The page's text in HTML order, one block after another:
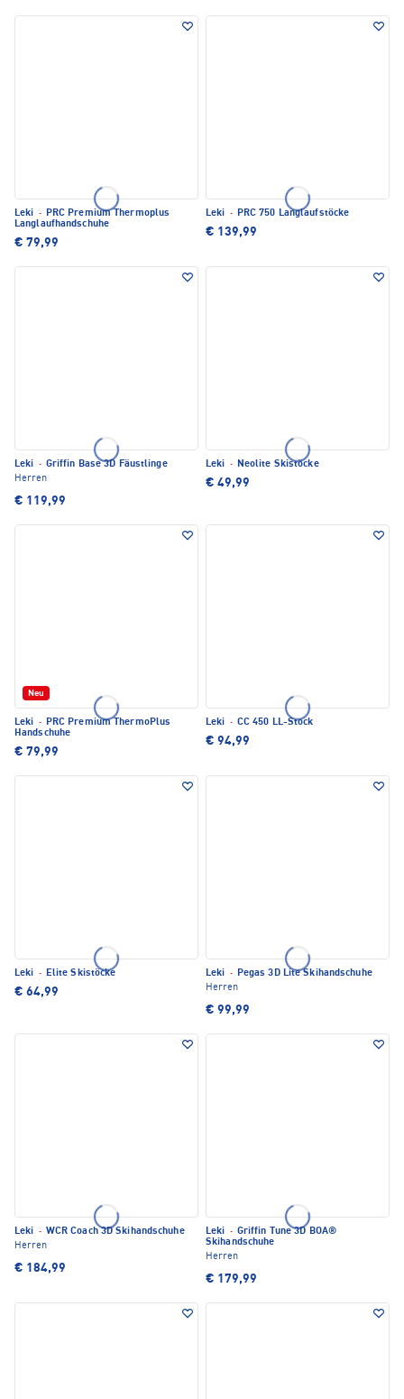
Leki · PRC Premium Thermoplus
Langlaufhandschuhe
€ 79,99
Leki · PRC 750 Langlaufstöcke
€ 139,99
Leki · Griffin Base 3D Fäustlinge
Herren
€ 119,99
Leki · Neolite Skistöcke
€ 49,99
Neu
Leki · PRC Premium ThermoPlus
Handschuhe
€ 79,99
Leki · CC 450 LL-Stock
€ 94,99
Leki · Elite Skistöcke
€ 64,99
Leki · Pegas 3D Lite Skihandschuhe
Herren
€ 99,99
Leki · WCR Coach 3D Skihandschuhe
Herren
€ 184,99
Leki · Griffin Tune 3D BOA®
Skihandschuhe
Herren
€ 179,99